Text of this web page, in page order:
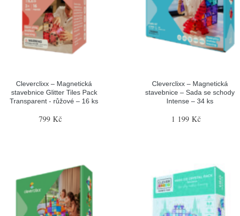
Cleverclixx – Magnetická
stavebnice Glitter Tiles Pack
Transparent - růžové – 16 ks
799 Kč
Cleverclixx – Magnetická
stavebnice – Sada se schody
Intense – 34 ks
1 199 Kč